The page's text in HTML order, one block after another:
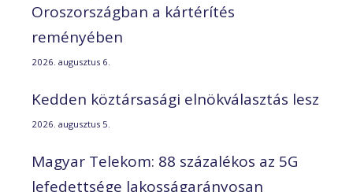
Oroszországban a kártérítés
reményében
2026. augusztus 6.
Kedden köztársasági elnökválasztás lesz
2026. augusztus 5.
Magyar Telekom: 88 százalékos az 5G
lefedettsége lakosságarányosan